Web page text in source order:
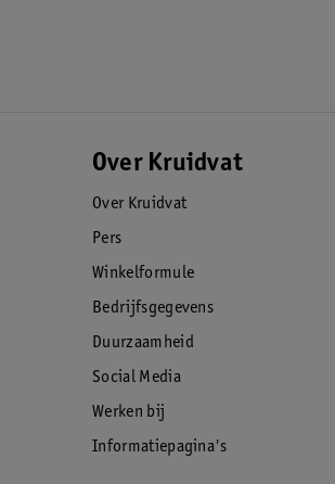
Over Kruidvat
Over Kruidvat
Pers
Winkelformule
Bedrijfsgegevens
Duurzaamheid
Social Media
Werken bij
Informatiepagina's